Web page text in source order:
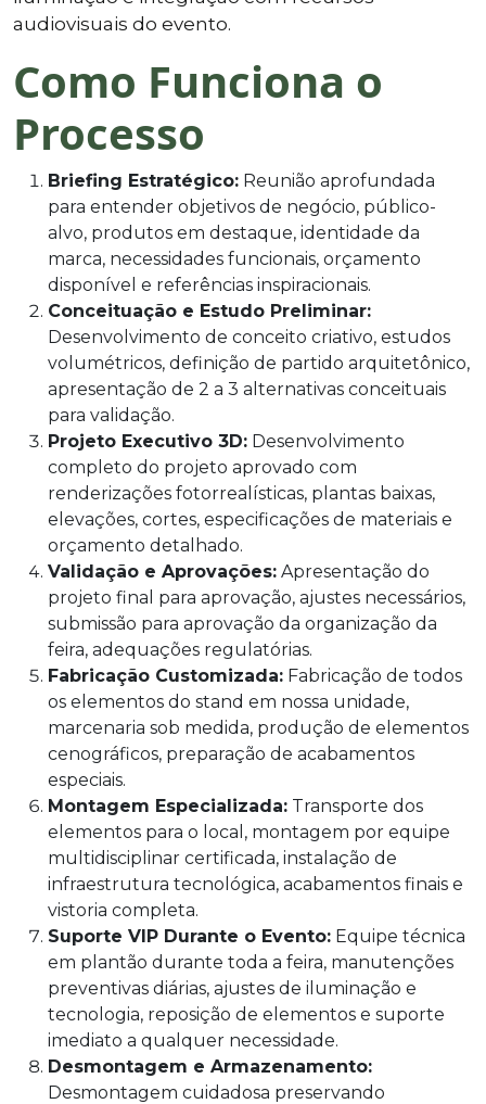
audiovisuais do evento.
Como Funciona o
Processo
Briefing Estratégico: Reunião aprofundada
para entender objetivos de negócio, público-
alvo, produtos em destaque, identidade da
marca, necessidades funcionais, orçamento
disponível e referências inspiracionais.
Conceituação e Estudo Preliminar:
Desenvolvimento de conceito criativo, estudos
volumétricos, definição de partido arquitetônico,
apresentação de 2 a 3 alternativas conceituais
para validação.
Projeto Executivo 3D: Desenvolvimento
completo do projeto aprovado com
renderizações fotorrealísticas, plantas baixas,
elevações, cortes, especificações de materiais e
orçamento detalhado.
Validação e Aprovações: Apresentação do
projeto final para aprovação, ajustes necessários,
submissão para aprovação da organização da
feira, adequações regulatórias.
Fabricação Customizada: Fabricação de todos
os elementos do stand em nossa unidade,
marcenaria sob medida, produção de elementos
cenográficos, preparação de acabamentos
especiais.
Montagem Especializada: Transporte dos
elementos para o local, montagem por equipe
multidisciplinar certificada, instalação de
infraestrutura tecnológica, acabamentos finais e
vistoria completa.
Suporte VIP Durante o Evento: Equipe técnica
em plantão durante toda a feira, manutenções
preventivas diárias, ajustes de iluminação e
tecnologia, reposição de elementos e suporte
imediato a qualquer necessidade.
Desmontagem e Armazenamento:
Desmontagem cuidadosa preservando